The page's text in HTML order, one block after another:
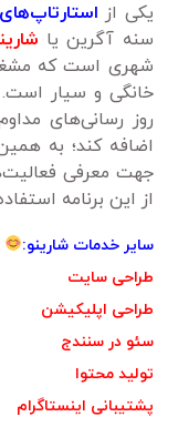
یکی از
سنه آگرین یا
شهری است که
خانگی و سیار است.
روز رسانی‌های
اضافه کند؛ به
جهت معرفی
از این برنامه
سایر خدمات شارینو:
طراحی سایت
طراحی اپلیکیشن
سئو در سنندج
تولید محتوا
پشتیبانی اینستاگرام